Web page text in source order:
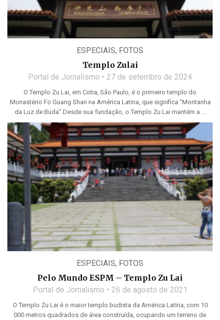
ESPECIAIS, FOTOS
Templo Zulai
Portal de Jornalismo 27 de setembro de 2024
O Templo Zu Lai, em Cotia, São Paulo, é o primeiro templo do
Monastério Fo Guang Shan na América Latina, que significa “Montanha
da Luz de Buda”.Desde sua fundação, o Templo Zu Lai mantém a ...
ESPECIAIS, FOTOS
Pelo Mundo ESPM – Templo Zu Lai
Portal de Jornalismo 26 de agosto de 2021
O Templo Zu Lai é o maior templo budista da América Latina, com 10
000 metros quadrados de área construída, ocupando um terreno de